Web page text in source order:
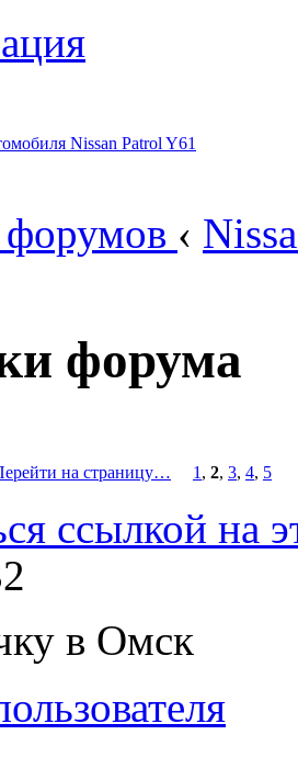
‹
форума
на страницу… 1 , 2, 3, 4, 5
в Омск